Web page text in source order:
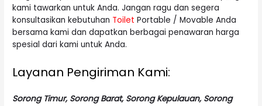
kami tawarkan untuk Anda. Jangan ragu dan segera
konsultasikan kebutuhan Toilet Portable / Movable Anda
bersama kami dan dapatkan berbagai penawaran harga
spesial dari kami untuk Anda.
Layanan Pengiriman Kami:
Sorong Timur, Sorong Barat, Sorong Kepulauan, Sorong